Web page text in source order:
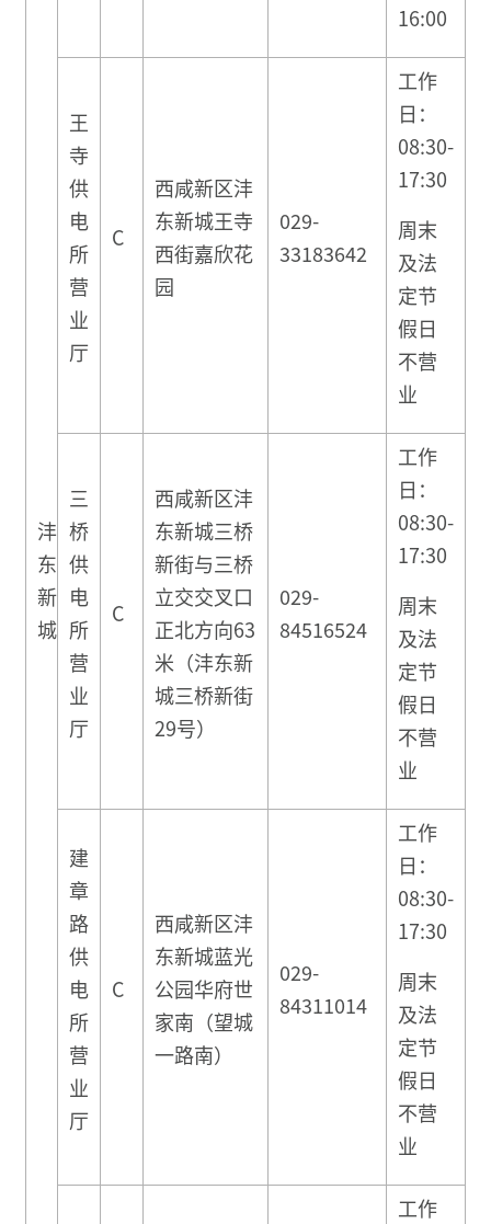
沣
东
新
城
16:00
王
寺
供
电
所
营
业
厅
C
西咸新区沣
东新城王寺
西街嘉欣花
园
029-
33183642
工作
日：
08:30-
17:30
周末
及法
定节
假日
不营
业
三
桥
供
电
所
营
业
厅
C
西咸新区沣
东新城三桥
新街与三桥
立交交叉口
正北方向63
米（沣东新
城三桥新街
29号）
029-
84516524
工作
日：
08:30-
17:30
周末
及法
定节
假日
不营
业
建
章
路
供
电
所
营
业
厅
C
西咸新区沣
东新城蓝光
公园华府世
家南（望城
一路南）
029-
84311014
工作
日：
08:30-
17:30
周末
及法
定节
假日
不营
业
工作